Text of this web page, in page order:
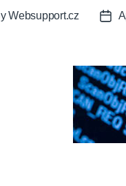
Websupport.cz
Post